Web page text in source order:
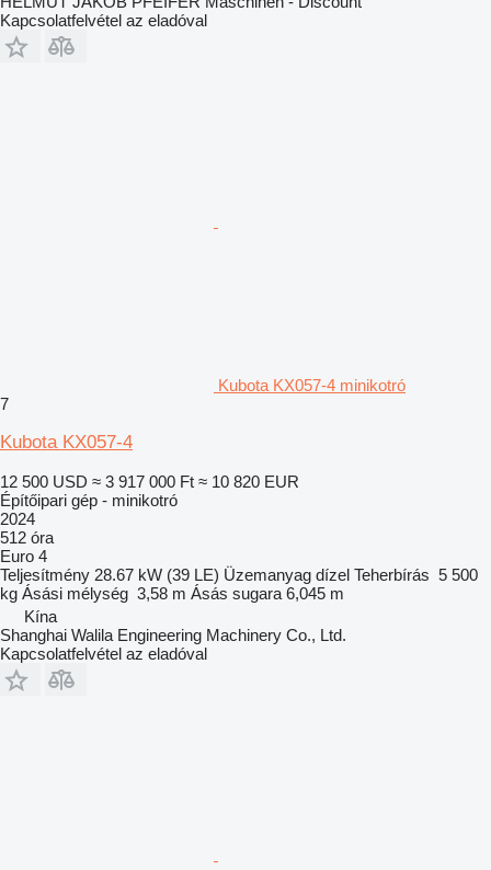
Kapcsolatfelvétel az eladóval
Kubota KX057-4 minikotró
7
Kubota KX057-4
12 500 USD ≈ 3 917 000 Ft ≈ 10 820 EUR
Építőipari gép - minikotró
2024
512 óra
Euro 4
Teljesítmény 28.67 kW (39 LE) Üzemanyag dízel Teherbírás 5 500
kg Ásási mélység 3,58 m Ásás sugara 6,045 m
Kína
Shanghai Walila Engineering Machinery Co., Ltd.
Kapcsolatfelvétel az eladóval